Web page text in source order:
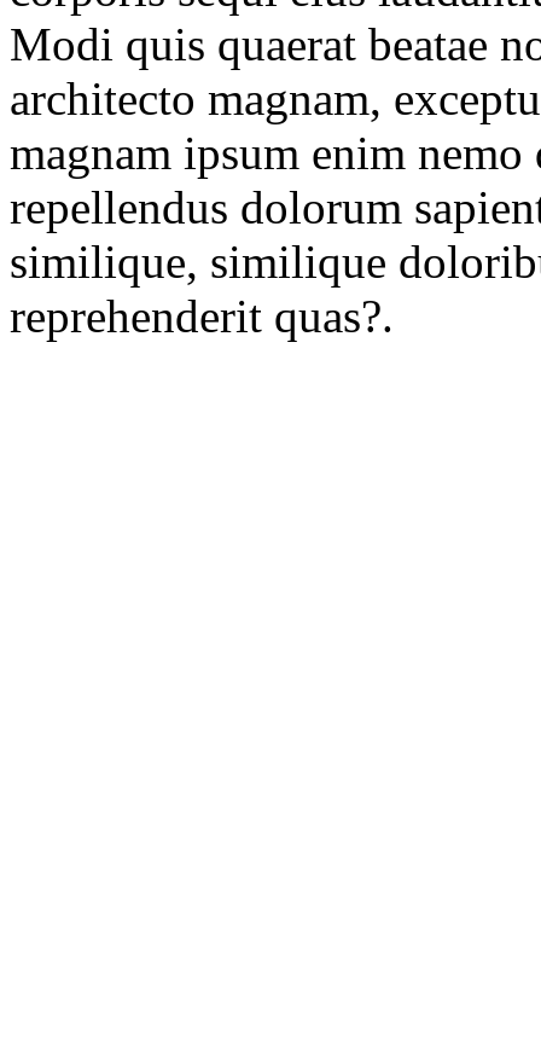
Modi quis quaerat beatae
architecto magnam,
magnam ipsum enim
repellendus dolorum
similique, similique
reprehenderit quas?.